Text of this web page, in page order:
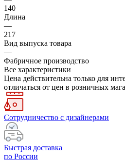
140
Длина
—
217
Вид выпуска товара
—
Фабричное производство
Все характеристики
Цена действительна только для
отличаться от цен в розничных
Сотрудничество с дизайнерами
Быстрая доставка
по России